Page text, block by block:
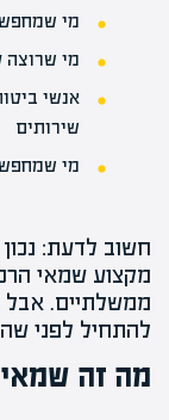
מי
מי
אנשי
שירותים
מי
חשוב לדעת:
מקצוע שמאי
ממשלתיים. אבל
להתחיל לפני
מה זה שמאי